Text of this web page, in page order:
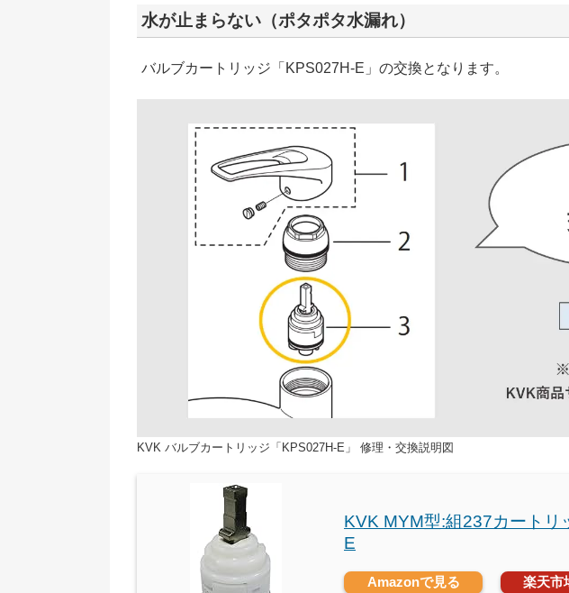
水が止まらない（ポタポタ水漏れ）
バルブカートリッジ「KPS027H-E」の交換となります。
KVK バルブカートリッジ「KPS027H-E」 修理・交換説明図
KVK MYM型:組237カートリ
E
Amazonで見る 楽天市